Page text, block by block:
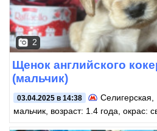
2
Щенок английского
(мальчик)
03.04.2025 в 14:38 Селигерская
мальчик, возраст: 1.4 года, окрас: